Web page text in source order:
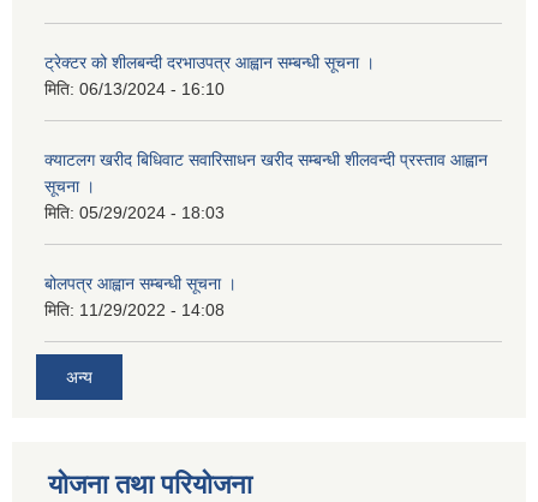
ट्रेक्टर को शीलबन्दी दरभाउपत्र आह्वान सम्बन्धी सूचना ।
मिति: 06/13/2024 - 16:10
क्याटलग खरीद बिधिवाट सवारिसाधन खरीद सम्बन्धी शीलवन्दी प्रस्ताव आह्वान
सूचना ।
मिति: 05/29/2024 - 18:03
बोलपत्र आह्वान सम्बन्धी सूचना ।
मिति: 11/29/2022 - 14:08
अन्य
योजना तथा परियोजना